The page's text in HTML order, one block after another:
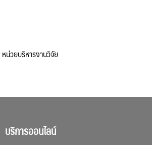
หน่วยบริหารงานวิจัย
บริการออนไลน์